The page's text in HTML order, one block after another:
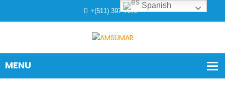
+(511) 397 7672
Spanish